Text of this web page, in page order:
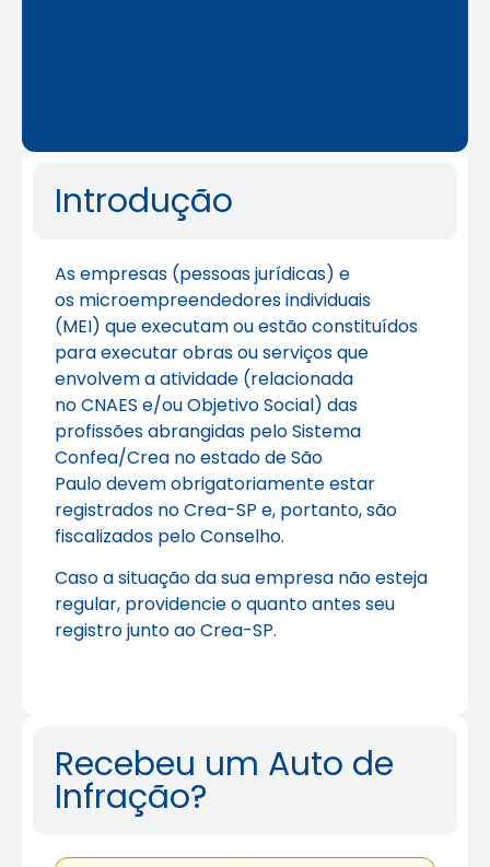
Introdução
As empresas (pessoas jurídicas) e
os microempreendedores individuais
(MEI) que executam ou estão constituídos
para executar obras ou serviços que
envolvem a atividade (relacionada
no CNAES e/ou Objetivo Social) das
profissões abrangidas pelo Sistema
Confea/Crea no estado de São
Paulo devem obrigatoriamente estar
registrados no Crea-SP e, portanto, são
fiscalizados pelo Conselho.
Caso a situação da sua empresa não esteja
regular, providencie o quanto antes seu
registro junto ao Crea-SP.
Recebeu um Auto de
Infração?